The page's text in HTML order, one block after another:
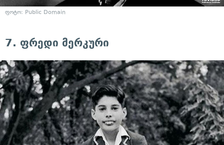
ფოტო: Public Domain
7. ფრედი მერკური